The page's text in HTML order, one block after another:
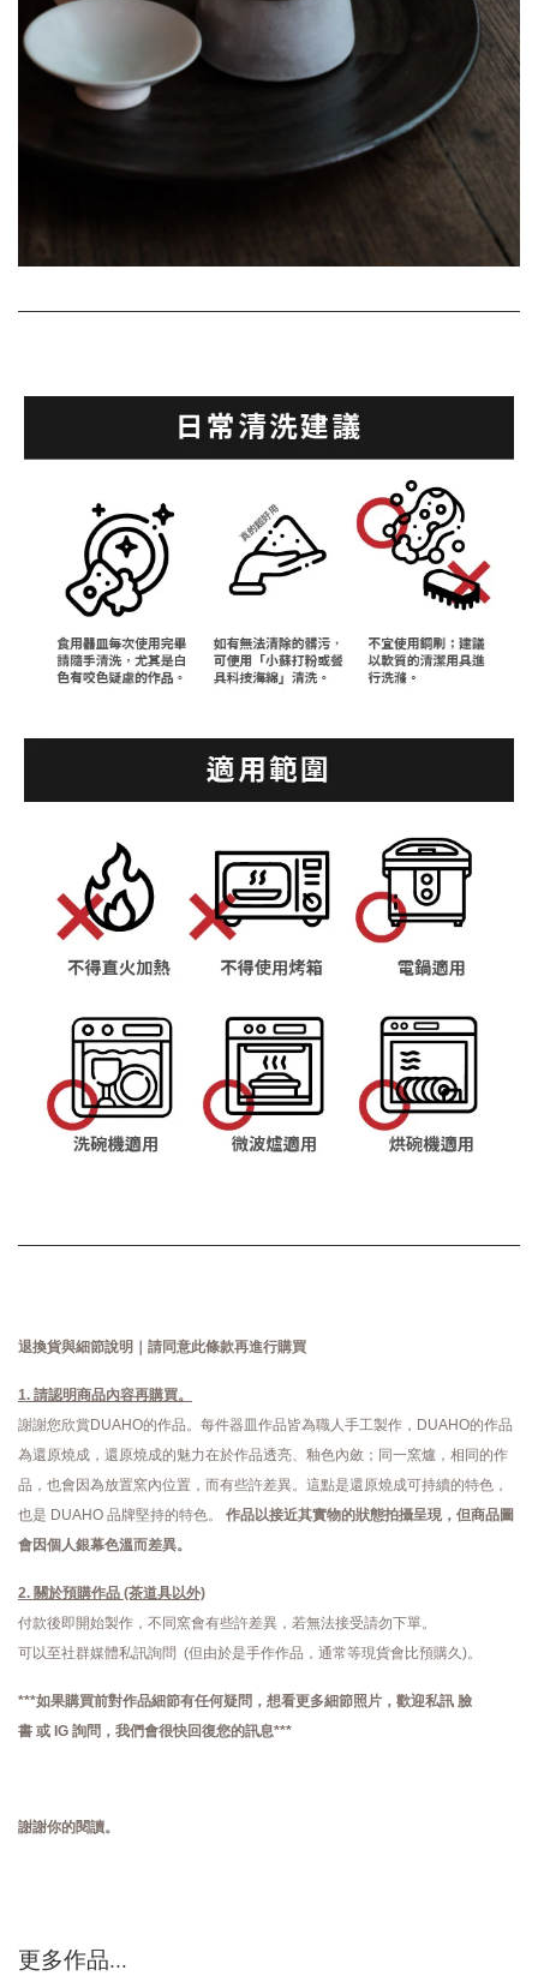
退換貨與細節說明｜請同意此條款再進行購買
1. 請認明商品內容再購買。
謝謝您欣賞DUAHO的作品。每件器皿作品皆為職人手工製作，DUAHO的作品
為還原燒成，還原燒成的魅力在於作品透亮、釉色內斂；同一窯爐，相同的作
品，也會因為放置窯內位置，而有些許差異。這點是還原燒成可持續的特色，
也是 DUAHO 品牌堅持的特色。 作品以接近其實物的狀態拍攝呈現，但商品圖
會因個人銀幕色溫而差異。
2. 關於預購作品 (茶道具以外)
付款後即開始製作，不同窯會有些許差異，若無法接受請勿下單。
可以至社群媒體私訊詢問 (但由於是手作作品，通常等現貨會比預購久)。
***如果購買前對作品細節有任何疑問，想看更多細節照片，歡迎私訊 臉
書 或 IG 詢問， 我們會很快回復您的訊息***
謝謝你的閱讀。
更多作品...